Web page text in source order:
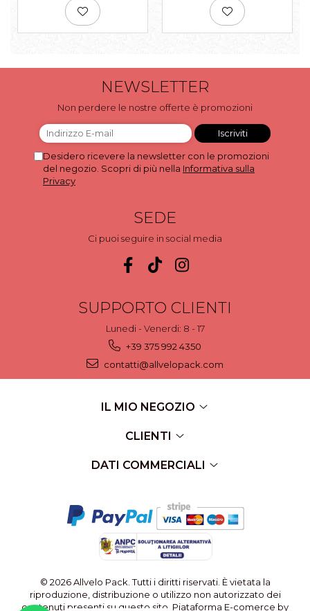
NEWSLETTER
Non perdere le nostre offerte è promozioni
Desidero ricevere la newsletter con le promozioni
del negozio. Scopri di più nella Informativa sulla
Privacy
SEDE
Ci puoi seguire in social media
SUPPORTO CLIENTI
Lunedi - Venerdi: 8 - 17
+39 375 992 4350
contatti@allvelopack.com
IL MIO NEGOZIO
CLIENTI
DATI COMMERCIALI
© 2026 Allvelo Pack. Tutti i diritti riservati. È vietata la
riproduzione, distribuzione o utilizzo non autorizzato dei
contenuti presenti su questo sito. Piataforma E-comerce by